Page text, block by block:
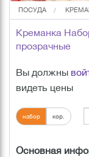
ПОСУДА
Креманка
прозрачные
Вы должны
видеть цены
набор кор.
Основная